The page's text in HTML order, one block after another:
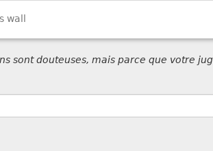
wall
sont douteuses, mais parce que votre